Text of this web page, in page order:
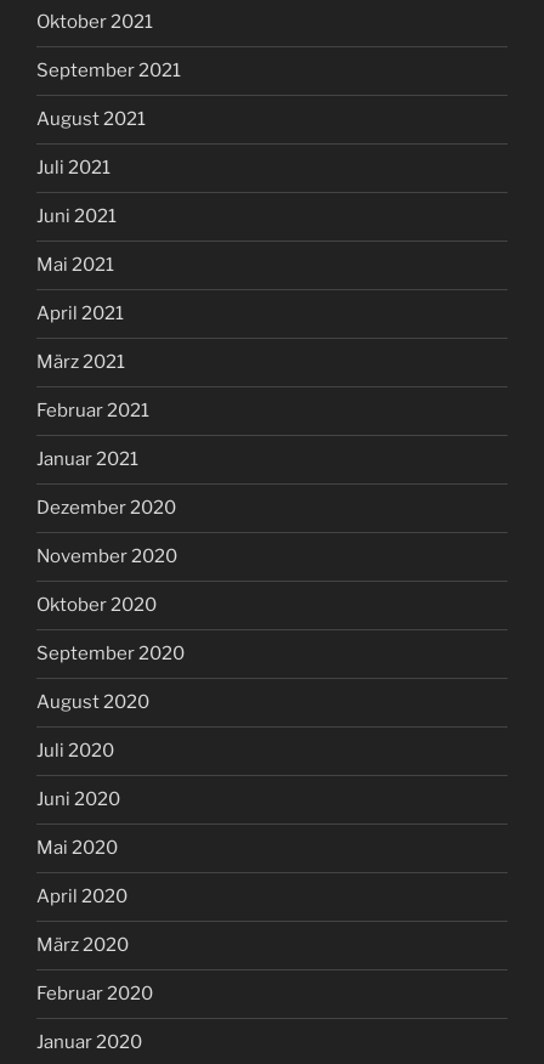
Oktober 2021
September 2021
August 2021
Juli 2021
Juni 2021
Mai 2021
April 2021
März 2021
Februar 2021
Januar 2021
Dezember 2020
November 2020
Oktober 2020
September 2020
August 2020
Juli 2020
Juni 2020
Mai 2020
April 2020
März 2020
Februar 2020
Januar 2020